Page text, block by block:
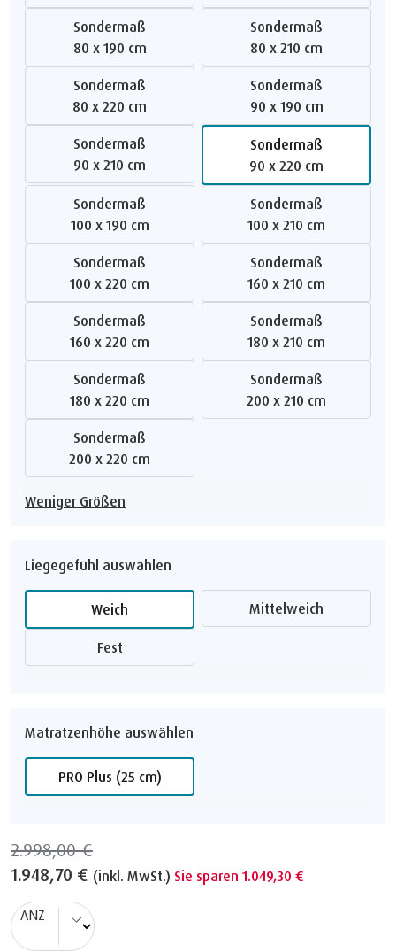
Sondermaß
80 x 190 cm
Sondermaß
80 x 210 cm
Sondermaß
80 x 220 cm
Sondermaß
90 x 190 cm
Sondermaß
90 x 210 cm
Sondermaß
90 x 220 cm
Sondermaß
100 x 190 cm
Sondermaß
100 x 210 cm
Sondermaß
100 x 220 cm
Sondermaß
160 x 210 cm
Sondermaß
160 x 220 cm
Sondermaß
180 x 210 cm
Sondermaß
180 x 220 cm
Sondermaß
200 x 210 cm
Sondermaß
200 x 220 cm
Weniger Größen
Liegegefühl auswählen
Weich Mittelweich
Fest
Matratzenhöhe auswählen
PRO Plus (25 cm)
2.998,00 €
1.948,70 € (inkl. MwSt.) Sie sparen 1.049,30 €
ANZ